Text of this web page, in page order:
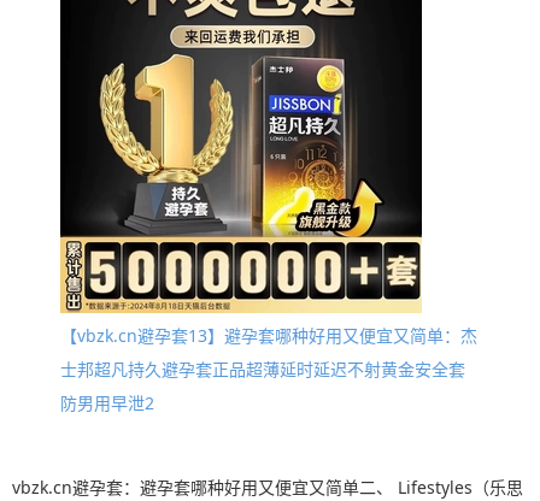
【vbzk.cn避孕套13】避孕套哪种好用又便宜又简单：杰
士邦超凡持久避孕套正品超薄延时延迟不射黄金安全套
防男用早泄2
vbzk.cn避孕套：避孕套哪种好用又便宜又简单二、 Lifestyles（乐思